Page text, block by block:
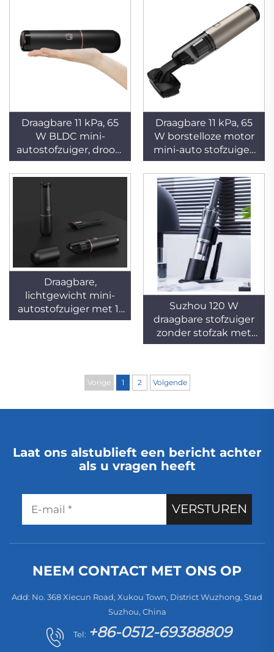
voor nat- en
droogstofzuigen,
zakloos ontwerp
oplaadbare batterij
voor gebruik in
huishoudens en
auto’s
Draagbare 11 kPa, 65
W BLDC mini-
autostofzuiger, droog,
automatisch,
handbediend,
USB-/batterijgevoed,
geluidsniveau,
geschikt voor hotels
en huishoudelijk
gebruik
Draagbare 11 kPa, 65
W borstelloze motor
mini-auto stofzuiger,
zakloos, droog,
automatisch,
handbediend, USB-
batterij, laag
geluidsniveau,
geschikt voor gebruik
in hotels en
huishoudens
Draagbare,
lichtgewicht mini-
autostofzuiger met 11
kPa zuigkracht en 65
oplaadbaar, accu-
gevoed, met lage
Suzhou 120 W
draagbare stofzuiger
zonder stofzak met
HEPA-filter voor droog
hotels, draadloos en
oplaadbaar
Vorige 1 2 Volgende
Laat ons alstublieft een bericht achter
als u vragen heeft
VERSTUREN
NEEM CONTACT MET ONS OP
Add: No. 368 Xiecun Road, Xukou Town, District Wuzhong, Stad
Suzhou, China
Tel: +86-0512-69388809